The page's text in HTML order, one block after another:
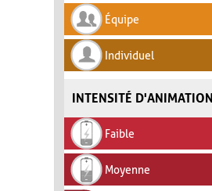
Équipe
Individuel
INTENSITÉ D'ANIMATION
Faible
Moyenne